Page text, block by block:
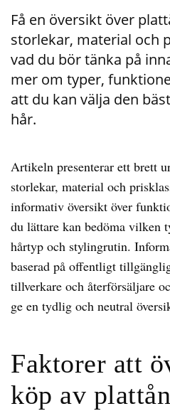
Få en översikt över
storlekar, material och
vad du bör tänka på
mer om typer,
att du kan välja den
hår.
Artikeln presenterar ett brett
storlekar, material och
informativ översikt över
du lättare kan bedöma vilken
hårtyp och stylingrutin.
baserad på offentligt
tillverkare och återförsäljare
ge en tydlig och neutral
Faktorer att
köp av